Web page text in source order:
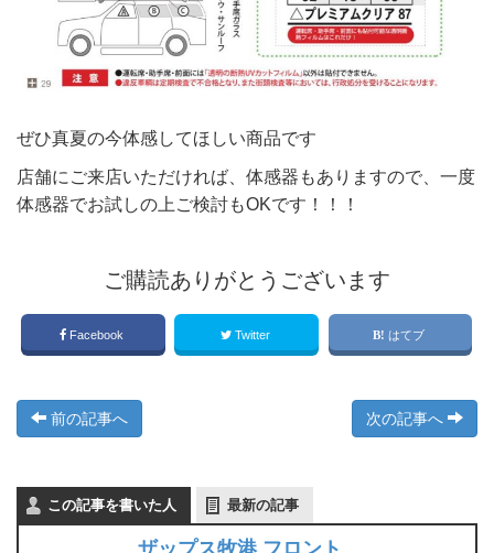
ぜひ真夏の今体感してほしい商品です
店舗にご来店いただければ、体感器もありますので、一度
体感器でお試しの上ご検討もOKです！！！
ご購読ありがとうございます
Facebook Twitter はてブ
前の記事へ 次の記事へ
この記事を書いた人 最新の記事
ザップス牧港 フロント